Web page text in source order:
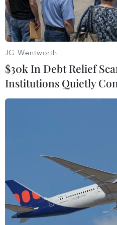
Theo Bussinessinsider,
nhân dân tối cao kiêm
nhất Quốc gia Triều
tuyên bố chương trình
JG Wentworth
$30k In Debt Relief
Institutions Quietly